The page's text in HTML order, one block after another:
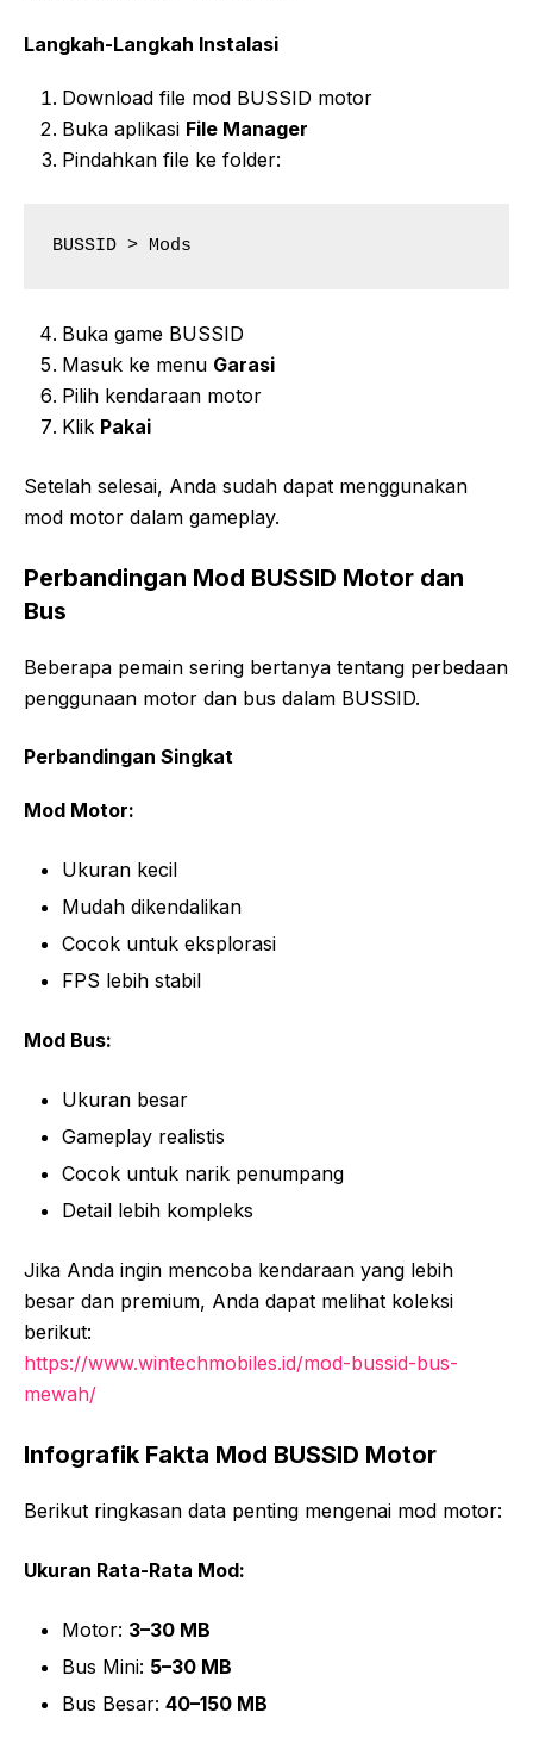
Langkah-Langkah Instalasi
Download file mod BUSSID motor
Buka aplikasi File Manager
Pindahkan file ke folder:
BUSSID > Mods
Buka game BUSSID
Masuk ke menu Garasi
Pilih kendaraan motor
Klik Pakai
Setelah selesai, Anda sudah dapat menggunakan
mod motor dalam gameplay.
Perbandingan Mod BUSSID Motor dan
Bus
Beberapa pemain sering bertanya tentang perbedaan
penggunaan motor dan bus dalam BUSSID.
Perbandingan Singkat
Mod Motor:
Ukuran kecil
Mudah dikendalikan
Cocok untuk eksplorasi
FPS lebih stabil
Mod Bus:
Ukuran besar
Gameplay realistis
Cocok untuk narik penumpang
Detail lebih kompleks
Jika Anda ingin mencoba kendaraan yang lebih
besar dan premium, Anda dapat melihat koleksi
berikut:
https://www.wintechmobiles.id/mod-bussid-bus-
mewah/
Infografik Fakta Mod BUSSID Motor
Berikut ringkasan data penting mengenai mod motor:
Ukuran Rata-Rata Mod:
Motor: 3–30 MB
Bus Mini: 5–30 MB
Bus Besar: 40–150 MB